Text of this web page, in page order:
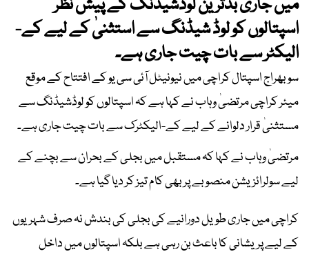
میں جاری بدترین لوڈشیڈنگ کے پیش نظر
اسپتالوں کو لوڈ شیڈنگ سے استثنیٰ کے لیے کے-
الیکٹر سے بات چیت جاری ہے۔
سوبھراج اسپتال کراچی میں نیونیٹل آئی سی یو کے افتتاح کے موقع
میئر کراچی مرتضیٰ وہاب نے کہا ہے کہ اسپتالوں کو لوڈشیڈنگ سے
مستثنیٰ قرار دلوانے کے لیے کے-الیکٹرک سے بات چیت جاری ہے۔
مرتضیٰ وہاب نے کہا کہ مستقبل میں بجلی کے بحران سے بچنے کے
لیے سولرائزیشن منصوبے پر بھی کام تیز کر دیا گیا ہے۔
کراچی میں جاری طویل دورانیے کی بجلی کی بندش نہ صرف شہریوں
کے لیے پریشانی کا باعث بن رہی ہے بلکہ اسپتالوں میں داخل